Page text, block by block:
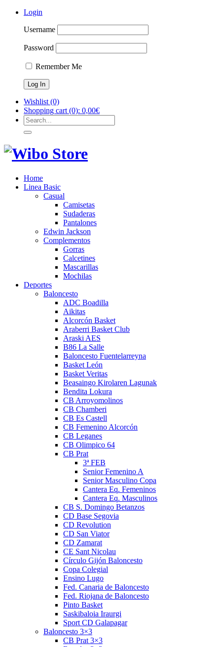
Login
Username
Password
Remember Me
Wishlist (0)
Shopping cart (0): 0,00€
Home
Linea Basic
Casual
Camisetas
Sudaderas
Pantalones
Edwin Jackson
Complementos
Gorras
Calcetines
Mascarillas
Mochilas
Deportes
Baloncesto
ADC Boadilla
Aikitas
Alcorcón Basket
Araberri Basket Club
Araski AES
B86 La Salle
Baloncesto Fuentelarreyna
Basket León
Basket Veritas
Beasaingo Kirolaren Lagunak
Bendita Lokura
CB Arroyomolinos
CB Chamberi
CB Es Castell
CB Femenino Alcorcón
CB Leganes
CB Olimpico 64
CB Prat
3ª FEB
Senior Femenino A
Senior Masculino Copa
Cantera Eq. Femeninos
Cantera Eq. Masculinos
CB S. Domingo Betanzos
CD Base Segovia
CD Revolution
CD San Viator
CD Zamarat
CE Sant Nicolau
Círculo Gijón Baloncesto
Copa Colegial
Ensino Lugo
Fed. Canaria de Baloncesto
Fed. Riojana de Baloncesto
Pinto Basket
Saskibaloia Iraurgi
Sport CD Galapagar
Baloncesto 3×3
CB Prat 3×3